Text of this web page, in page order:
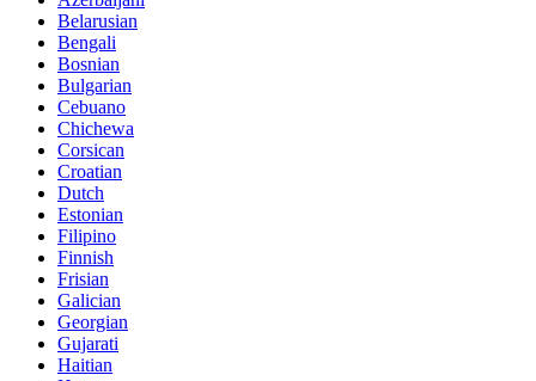
Belarusian
Bengali
Bosnian
Bulgarian
Cebuano
Chichewa
Corsican
Croatian
Dutch
Estonian
Filipino
Finnish
Frisian
Galician
Georgian
Gujarati
Haitian